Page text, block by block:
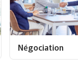
Négociation